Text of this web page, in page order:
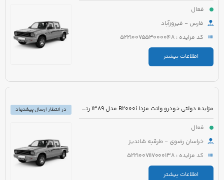
فعال
فارس - فیروزآباد
کد مزایده : 5221007553000048
اطلاعات بیشتر
مزایده دولتی خودرو وانت مزدا B2000i مدل 1389 رنگ آبی
فعال
خراسان رضوی - طرقبه شاندیز
کد مزایده : 5221007117000138
اطلاعات بیشتر
در انتظار ارسال پیشنهاد